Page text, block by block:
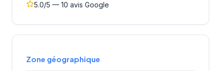
5.0/5 — 10 avis Google
Zone géographique